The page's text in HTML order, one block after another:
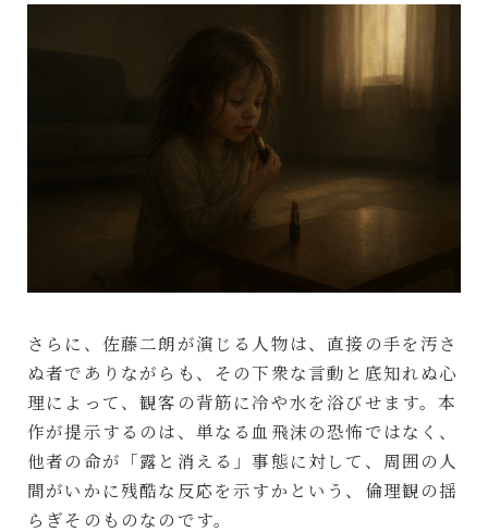
さらに、佐藤二朗が演じる人物は、直接の手を汚さ
ぬ者でありながらも、その下衆な言動と底知れぬ心
理によって、観客の背筋に冷や水を浴びせます。本
作が提示するのは、単なる血飛沫の恐怖ではなく、
他者の命が「露と消える」事態に対して、周囲の人
間がいかに残酷な反応を示すかという、倫理観の揺
らぎそのものなのです。